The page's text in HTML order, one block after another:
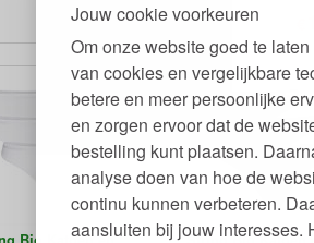
Jouw cookie voorkeuren
Om onze website goed te
van cookies en vergelijkbare
betere en meer persoonlijke
en zorgen ervoor dat de
bestelling kunt plaatsen.
analyse doen van hoe de
continu kunnen verbeteren.
aansluiten bij jouw interesses.
€49,99